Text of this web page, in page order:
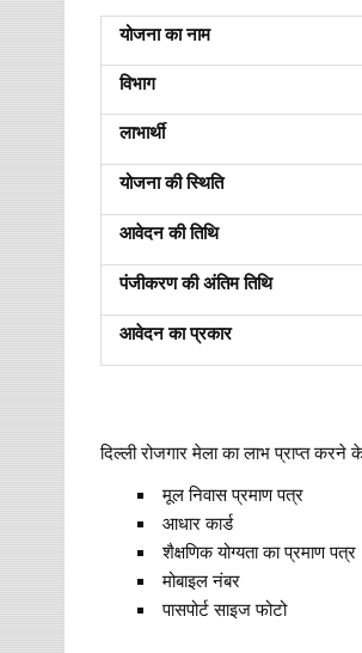
योजना का नाम
विभाग
लाभार्थी
योजना की स्थिति
आवेदन की तिथि
पंजीकरण की अंतिम तिथि
आवेदन का प्रकार
दिल्ली रोजगार मेला का लाभ प्राप्त
मूल निवास प्रमाण पत्र
आधार कार्ड
शैक्षणिक योग्यता का प्रमाण पत्र
मोबाइल नंबर
पासपोर्ट साइज फोटो